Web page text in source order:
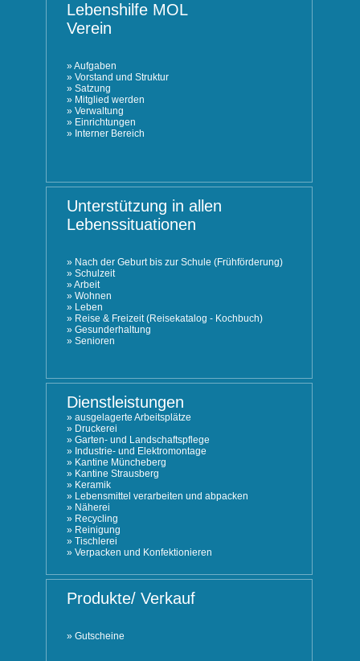
Lebenshilfe MOL
Verein
»Aufgaben
» Vorstand und Struktur
» Satzung
» Mitglied werden
» Verwaltung
» Einrichtungen
» Interner Bereich
Unterstützung in allen
Lebenssituationen
» Nach der Geburt bis zur Schule (Frühförderung)
» Schulzeit
»Arbeit
» Wohnen
» Leben
» Reise & Freizeit (Reisekatalog - Kochbuch)
» Gesunderhaltung
» Senioren
Dienstleistungen
» ausgelagerte Arbeitsplätze
» Druckerei
» Garten- und Landschaftspflege
» Industrie- und Elektromontage
» Kantine Müncheberg
» Kantine Strausberg
» Keramik
» Lebensmittel verarbeiten und abpacken
» Näherei
» Recycling
» Reinigung
» Tischlerei
» Verpacken und Konfektionieren
Produkte/ Verkauf
» Gutscheine